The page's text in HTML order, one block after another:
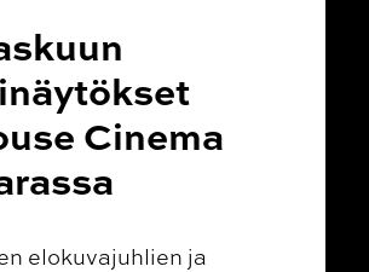
Cinema
elokuvajuhlien ja